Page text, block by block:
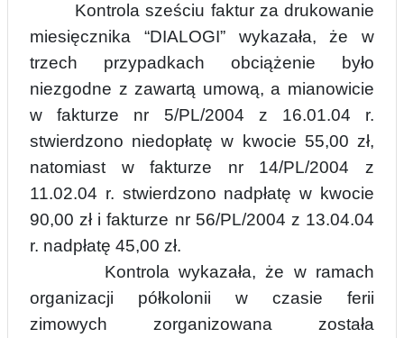
Kontrola sześciu faktur za drukowanie
miesięcznika “DIALOGI” wykazała, że w
trzech przypadkach obciążenie było
niezgodne z zawartą umową, a mianowicie
w fakturze nr 5/PL/2004 z 16.01.04 r.
stwierdzono niedopłatę w kwocie 55,00 zł,
natomiast w fakturze nr
14/PL/2004 z
11.02.04 r. stwierdzono nadpłatę w kwocie
90,00 zł i fakturze nr 56/PL/2004 z 13.04.04
r. nadpłatę 45,00 zł.
Kontrola wykazała, że w ramach
organizacji półkolonii w czasie ferii
zimowych zorganizowana została